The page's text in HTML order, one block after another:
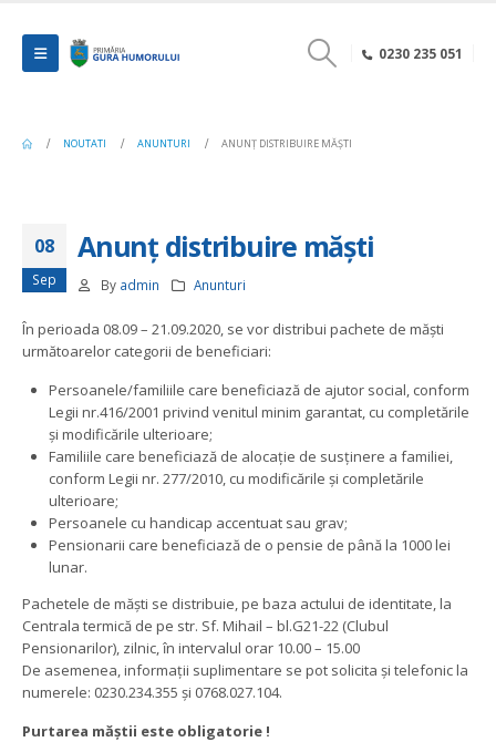
0230 235 051
NOUTATI ANUNTURI ANUNȚ DISTRIBUIRE MĂȘTI
08
Sep
Anunț distribuire măști
By admin Anunturi
În perioada 08.09 – 21.09.2020, se vor distribui pachete de măști
următoarelor categorii de beneficiari:
Persoanele/familiile care beneficiază de ajutor social, conform
Legii nr.416/2001 privind venitul minim garantat, cu completările
și modificările ulterioare;
Familiile care beneficiază de alocație de susținere a familiei,
conform Legii nr. 277/2010, cu modificările și completările
ulterioare;
Persoanele cu handicap accentuat sau grav;
Pensionarii care beneficiază de o pensie de până la 1000 lei
lunar.
Pachetele de măști se distribuie, pe baza actului de identitate, la
Centrala termică de pe str. Sf. Mihail – bl.G21-22 (Clubul
Pensionarilor), zilnic, în intervalul orar 10.00 – 15.00
De asemenea, informații suplimentare se pot solicita și telefonic la
numerele: 0230.234.355 și 0768.027.104.
Purtarea măștii este obligatorie !